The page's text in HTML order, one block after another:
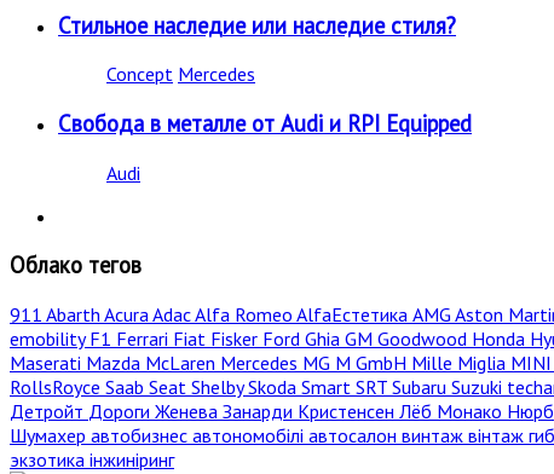
Стильное наследие или наследие стиля?
Concept Mercedes
Свобода в металле от Audi и RPI Equipped
Audi
Облако тегов
911 Abarth AcuraAdacAlfa Romeo AlfaЕстетика AMG Aston
emobilityF1 Ferrari Fiat Fisker Ford Ghia GM Goodwood Honda
Maserati Mazda McLaren Mercedes MG M GmbH Mille Miglia MINI
RollsRoyce Saab Seat ShelbySkoda Smart SRT Subaru Suzuki
Детройт Дороги Женева Занарди Кристенсен Лёб Монако
Шумахер автобизнес автономобілі автосалон винтаж вінтаж
экзотика інжиніринг